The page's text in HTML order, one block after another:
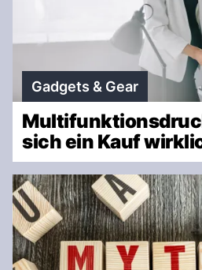
Gadgets & Gear
sich ein Kauf